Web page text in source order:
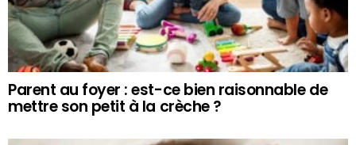
Parent au foyer : est-ce bien raisonnable de
mettre son petit à la crèche ?